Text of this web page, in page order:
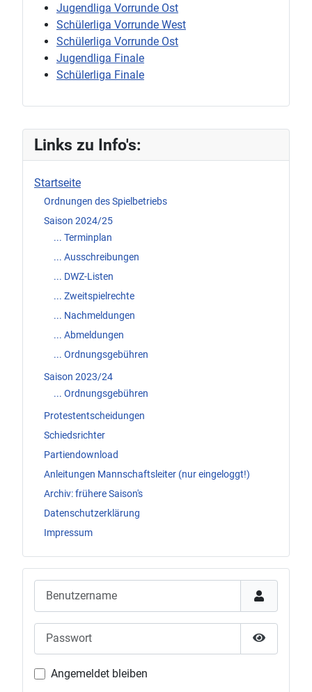
Links zu Info's:
Startseite
Ordnungen des Spielbetriebs
Saison 2024/25
... Terminplan
... Ausschreibungen
... DWZ-Listen
... Zweitspielrechte
... Nachmeldungen
... Abmeldungen
... Ordnungsgebühren
Saison 2023/24
... Ordnungsgebühren
Protestentscheidungen
Schiedsrichter
Partiendownload
Anleitungen Mannschaftsleiter (nur eingeloggt!)
Archiv: frühere Saison's
Datenschutzerklärung
Impressum
Passwort
Angemeldet bleiben
Jugendliga Vorrunde Ost
Schülerliga Vorrunde West
Schülerliga Vorrunde Ost
Jugendliga Finale
Schülerliga Finale